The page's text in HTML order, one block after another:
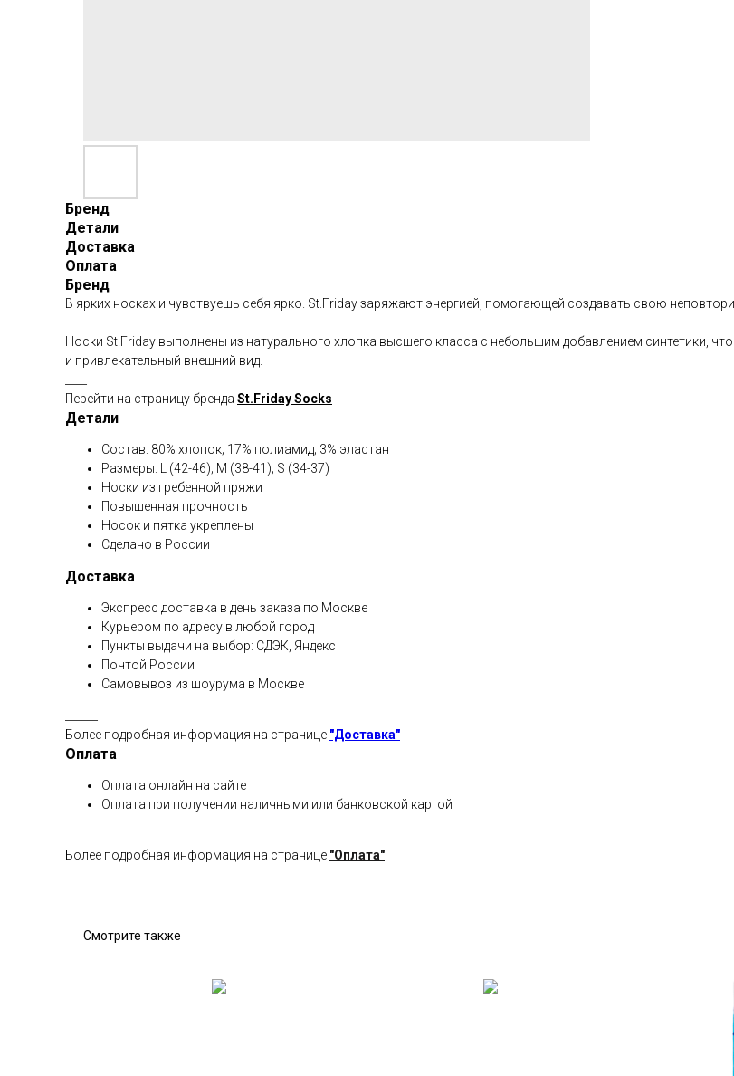
Бренд
Детали
Доставка
Оплата
Бренд
В ярких носках и чувствуешь себя ярко. St.Friday заряжают энергией, помогающей создавать свою
Носки St.Friday выполнены из натурального хлопка высшего класса с небольшим добавлением синтетики,
и привлекательный внешний вид.
Перейти на страницу бренда St.Friday Socks
Детали
Состав: 80% хлопок; 17% полиамид; 3% эластан
Размеры: L (42-46); M (38-41); S (34-37)
Носки из гребенной пряжи
Повышенная прочность
Носок и пятка укреплены
Сделано в России
Доставка
Экспресс доставка в день заказа по Москве
Курьером по адресу в любой город
Пункты выдачи на выбор: СДЭК, Яндекс
Почтой России
Самовывоз из шоурума в Москве
Более подробная информация на странице "Доставка"
Оплата
Оплата онлайн на сайте
Оплата при получении наличными или банковской картой
Более подробная информация на странице "Оплата"
Смотрите также